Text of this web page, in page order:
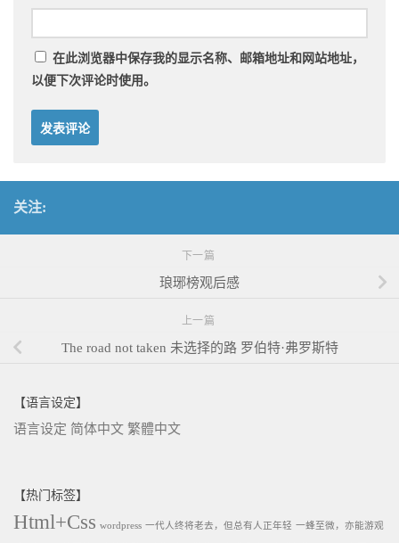
在此浏览器中保存我的显示名称、邮箱地址和网站地址，
以便下次评论时使用。
关注:
下一篇
琅琊榜观后感
上一篇
The road not taken 未选择的路 罗伯特·弗罗斯特
【语言设定】
语言设定 简体中文 繁體中文
【热门标签】
Html+Css wordpress 一代人终将老去，但总有人正年轻 一蜂至微，亦能游观